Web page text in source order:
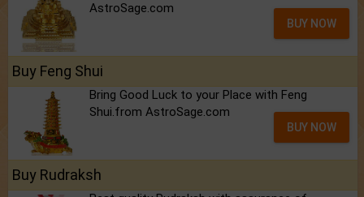
AstroSage.com
BUY NOW
Buy Feng Shui
Bring Good Luck to your Place with Feng
Shui.from AstroSage.com
BUY NOW
Buy Rudraksh